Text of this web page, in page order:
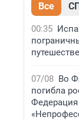
Все
00:35
07/08 Во
погибла